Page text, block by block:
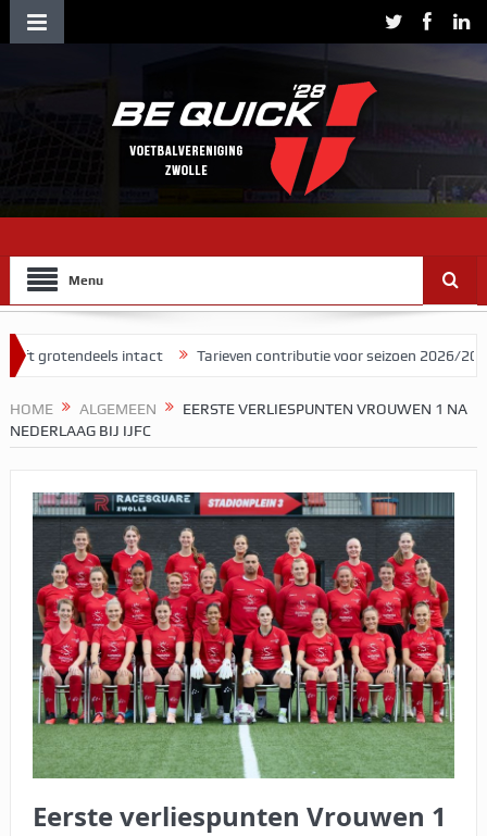
Menu
intact Tarieven contributie voor seizoen 2026/2027
HOME ALGEMEEN
EERSTE VERLIESPUNTEN VROUWEN 1 NA
NEDERLAAG BIJ IJFC
Eerste verliespunten Vrouwen 1